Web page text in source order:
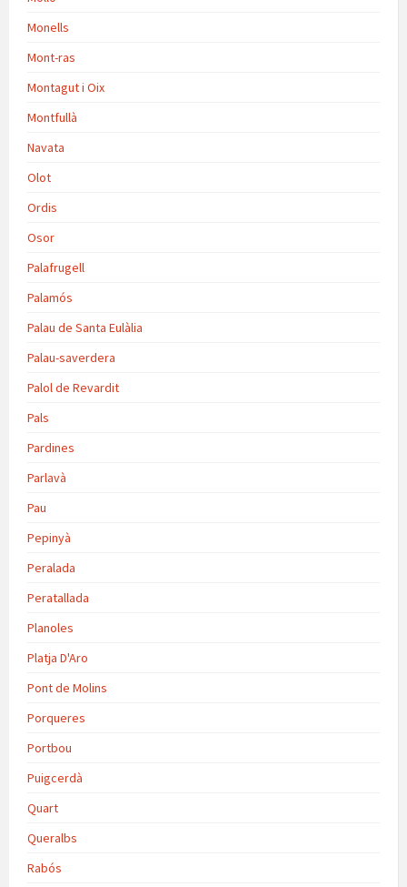
Monells
Mont-ras
Montagut i Oix
Montfullà
Navata
Olot
Ordis
Osor
Palafrugell
Palamós
Palau de Santa Eulàlia
Palau-saverdera
Palol de Revardit
Pals
Pardines
Parlavà
Pau
Pepinyà
Peralada
Peratallada
Planoles
Platja D'Aro
Pont de Molins
Porqueres
Portbou
Puigcerdà
Quart
Queralbs
Rabós